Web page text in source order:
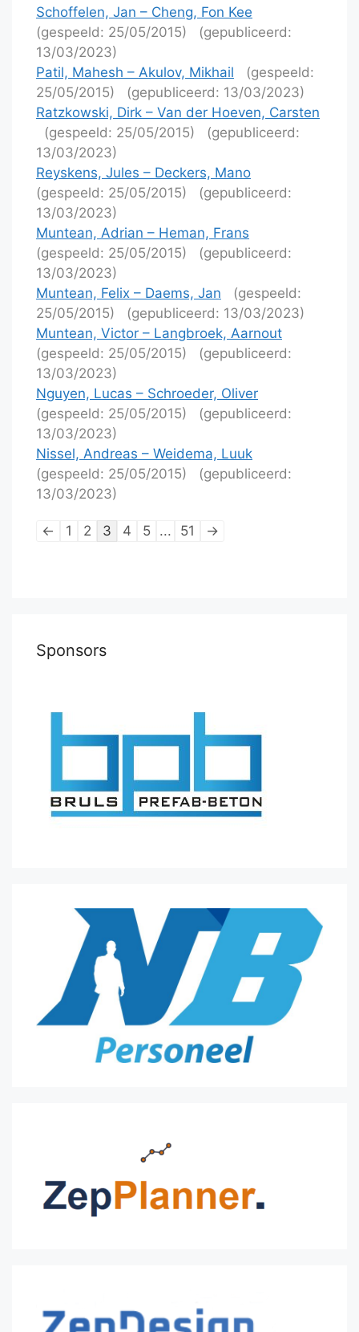
Schoffelen, Jan – Cheng, Fon Kee
(gespeeld: 25/05/2015)
(gepubliceerd:
13/03/2023)
Patil, Mahesh – Akulov, Mikhail
(gespeeld:
25/05/2015)
(gepubliceerd: 13/03/2023)
Ratzkowski, Dirk – Van der Hoeven, Carsten
(gespeeld: 25/05/2015)
(gepubliceerd:
13/03/2023)
Reyskens, Jules – Deckers, Mano
(gespeeld: 25/05/2015)
(gepubliceerd:
13/03/2023)
Muntean, Adrian – Heman, Frans
(gespeeld: 25/05/2015)
(gepubliceerd:
13/03/2023)
Muntean, Felix – Daems, Jan
(gespeeld:
25/05/2015)
(gepubliceerd: 13/03/2023)
Muntean, Victor – Langbroek, Aarnout
(gespeeld: 25/05/2015)
(gepubliceerd:
13/03/2023)
Nguyen, Lucas – Schroeder, Oliver
(gespeeld: 25/05/2015)
(gepubliceerd:
13/03/2023)
Nissel, Andreas – Weidema, Luuk
(gespeeld: 25/05/2015)
(gepubliceerd:
13/03/2023)
Lijstnavigatie
← 1 2 3 4 5 ... 51 →
Sponsors